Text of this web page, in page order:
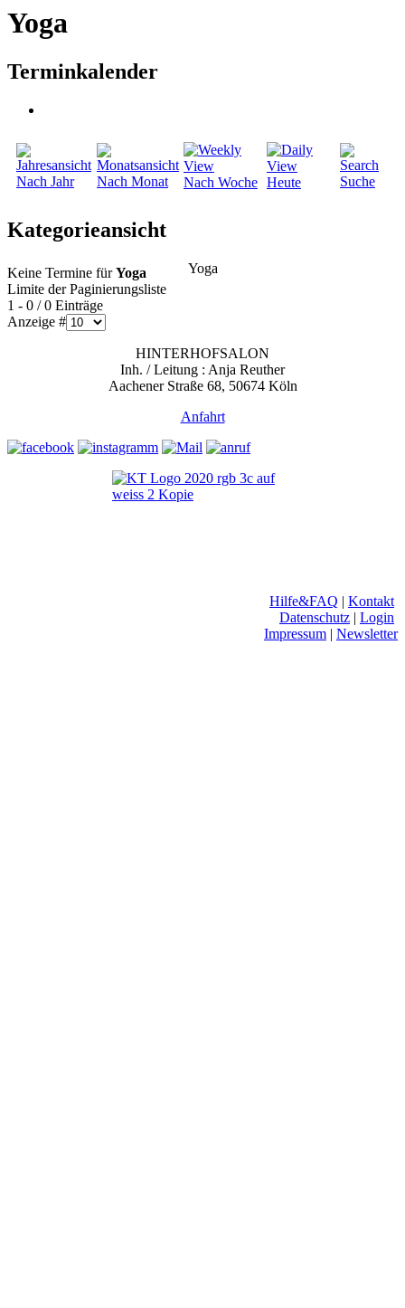
Yoga
Terminkalender
Nach Jahr Nach Monat Nach Woche Heute Suche
Kategorieansicht
Yoga
Keine Termine fürYoga
Limite der Paginierungsliste
1 - 0 / 0 Einträge
Anzeige #
HINTERHOFSALON
Inh. / Leitung : Anja Reuther
Aachener Straße 68, 50674 Köln
Anfahrt
Hilfe&FAQ | Kontakt
Datenschutz | Login
Impressum | Newsletter